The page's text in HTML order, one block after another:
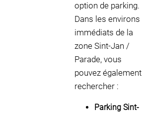
option de parking.
Dans les environs
immédiats de la
zone Sint-Jan /
Parade, vous
pouvez également
rechercher :
Parking Sint-